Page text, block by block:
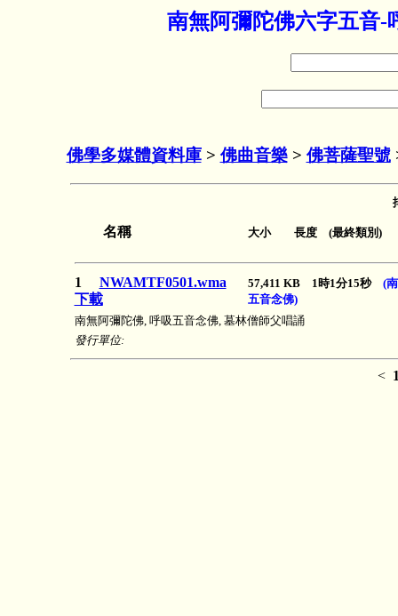
南無阿彌陀佛六字五音-
佛學多媒體資料庫> 佛曲音樂> 佛菩薩聖號
名稱 大小 長度 (最終類別)
1 NWAMTF0501.wma
下載
57,411 KB 1時1分15秒 (
五音念佛)
南無阿彌陀佛, 呼吸五音念佛, 墓林僧師父唱誦
發行單位:
<